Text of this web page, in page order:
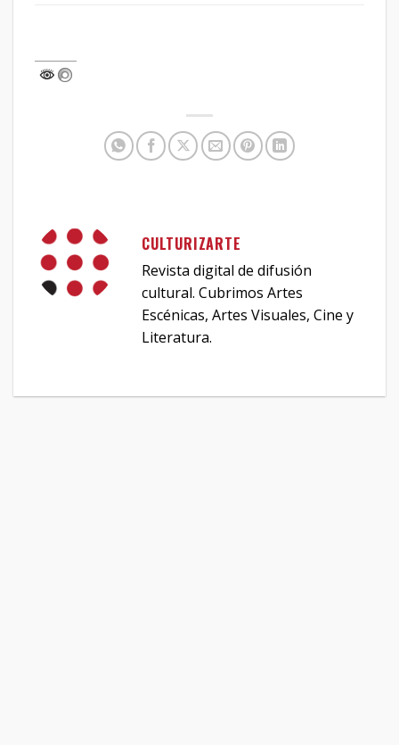
CULTURIZARTE
Revista digital de difusión
cultural. Cubrimos Artes
Escénicas, Artes Visuales, Cine y
Literatura.